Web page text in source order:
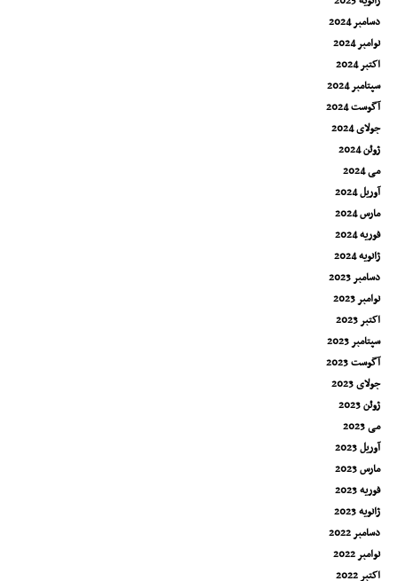
دسامبر 2024
نوامبر 2024
اکتبر 2024
سپتامبر 2024
آگوست 2024
جولای 2024
ژوئن 2024
می 2024
آوریل 2024
مارس 2024
فوریه 2024
ژانویه 2024
دسامبر 2023
نوامبر 2023
اکتبر 2023
سپتامبر 2023
آگوست 2023
جولای 2023
ژوئن 2023
می 2023
آوریل 2023
مارس 2023
فوریه 2023
ژانویه 2023
دسامبر 2022
نوامبر 2022
اکتبر 2022